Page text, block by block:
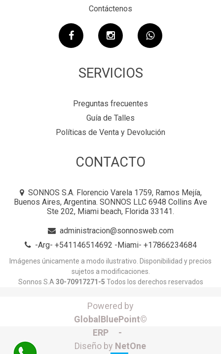
Contáctenos
SERVICIOS
Preguntas frecuentes
Guía de Talles
Políticas de Venta y Devolución
CONTACTO
SONNOS S.A. Florencio Varela 1759, Ramos Mejía,
Buenos Aires, Argentina. SONNOS LLC 6948 Collins Ave
Ste 202, Miami beach, Florida 33141.
administracion@sonnosweb.com
-Arg- +541146514692 -Miami- +17866234684
Imágenes únicamente a modo ilustrativo. Disponibilidad y precios
sujetos a modificaciones.
Sonnos S.A 30-70917271-5 Todos los derechos reservados
Powered by
GlobalBluePoint©
ERP -
Diseño by NetOne